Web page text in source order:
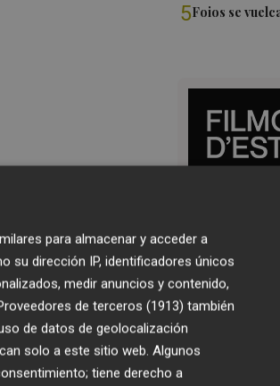
5Foios se
para almacenar y acceder a
su dirección IP, identificadores únicos
medir anuncios y contenido,
de terceros (1913) también
de datos de geolocalización
solo a este sitio web. Algunos
tiene derecho a